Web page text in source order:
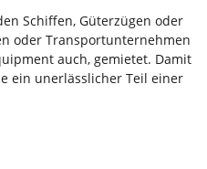
Schiffen, Güterzügen oder
oder Transportunternehmen
auch, gemietet. Damit
ein unerlässlicher Teil einer